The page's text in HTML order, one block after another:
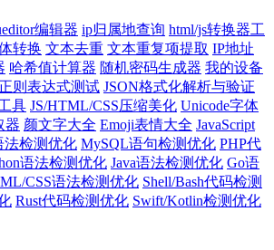
编辑器 ip归属地查询 html/js转换器工
转换 文本去重 文本重复项提取 IP地址
哈希值计算器 随机密码生成器 我的设备
正则表达式测试 JSON格式化解析与验证
具 JS/HTML/CSS压缩美化 Unicode字体
器 颜文字大全 Emoji表情大全 JavaScript
法检测优化 MySQL语句检测优化 PHP代
语法检测优化 Java语法检测优化 Go语
CSS语法检测优化 Shell/Bash代码检测
Rust代码检测优化 Swift/Kotlin检测优化